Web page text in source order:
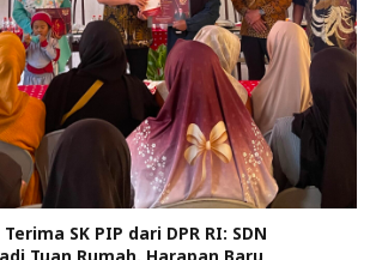
SK PIP dari DPR RI: SDN
Tuan Rumah, Harapan Baru